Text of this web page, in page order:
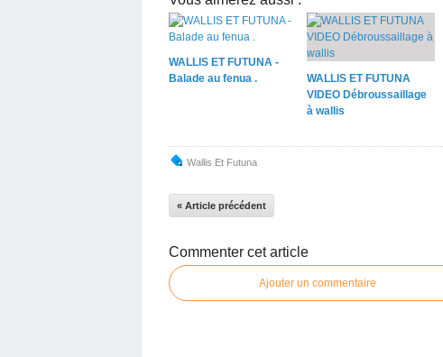
WALLIS ET FUTUNA -
Balade au fenua .
WALLIS ET FUTUNA
VIDEO Débroussaillage
à wallis
Wallis Et Futuna
« Article précédent
Commenter cet article
Ajouter un commentaire